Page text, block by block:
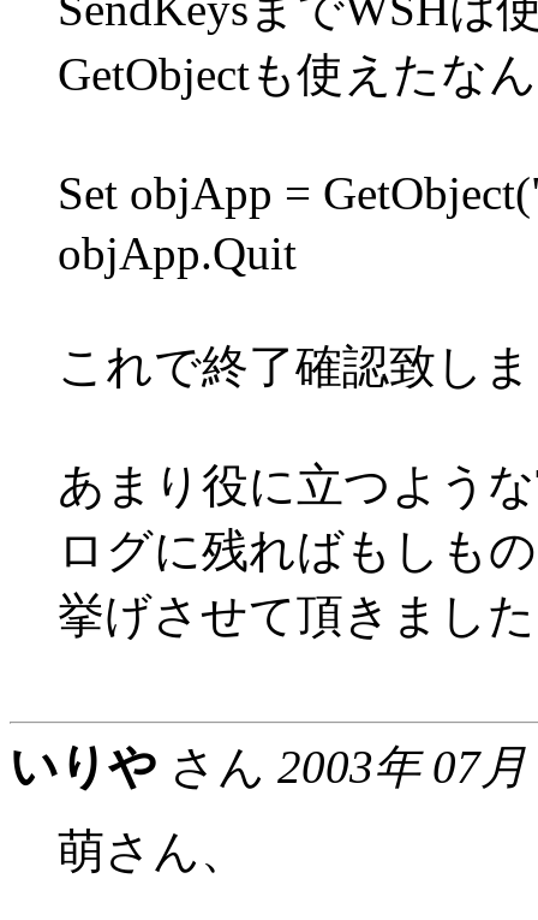
GetObjectも使えたな
Set objApp =
objApp.Quit
これで終了確認致し
あまり役に立つよう
ログに残ればもしも
挙げさせて頂きまし
いりや さん 2003年 07
萌さん、